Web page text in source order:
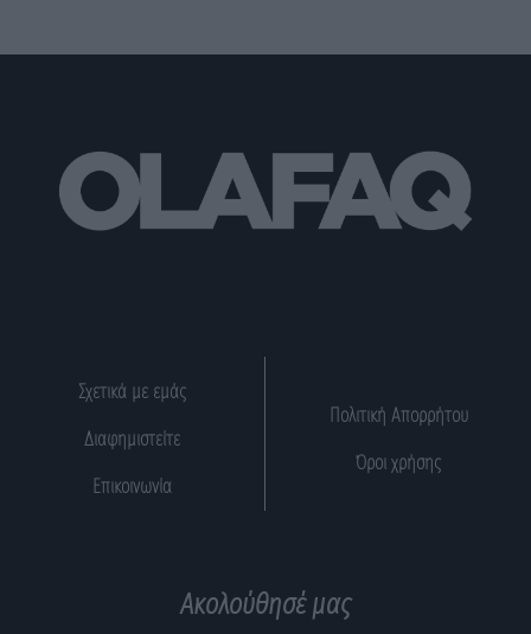
Σχετικά με εμάς
Διαφημιστείτε
Επικοινωνία
Πολιτική Απορρήτου
Όροι χρήσης
Ακολούθησέ μας